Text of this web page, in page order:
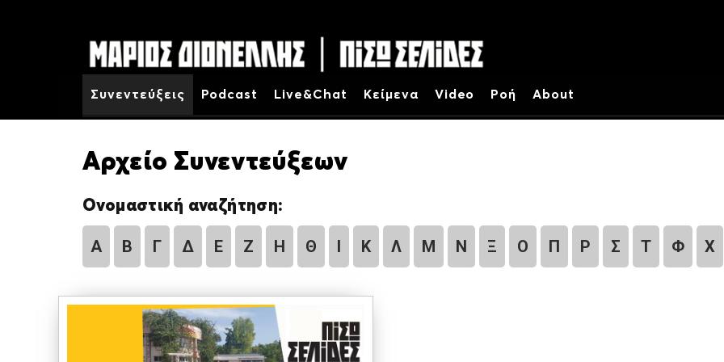
Συνεντεύξεις Podcast Live&Chat Κείμενα Video Ροή About
Αρχείο Συνεντεύξεων
Ονομαστική αναζήτηση:
Α Β Γ Δ Ε Ζ Η Θ Ι Κ Λ Μ Ν Ξ Ο Π Ρ Σ Τ Φ Χ